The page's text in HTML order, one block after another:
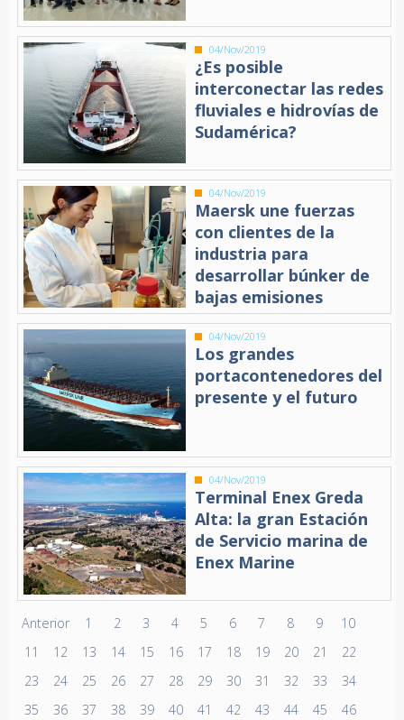
04/Nov/2019
¿Es posible
interconectar las redes
fluviales e hidrovías de
Sudamérica?
04/Nov/2019
Maersk une fuerzas
con clientes de la
industria para
desarrollar búnker de
bajas emisiones
04/Nov/2019
Los grandes
portacontenedores del
presente y el futuro
04/Nov/2019
Terminal Enex Greda
Alta: la gran Estación
de Servicio marina de
Enex Marine
Anterior 1 2 3 4 5 6 7 8 9
10
11
12 13 14 15 16 17 18 19 20 21
22
23
24 25 26 27 28 29 30 31 32 33
34
35
36 37 38 39 40 41 42 43 44 45 46